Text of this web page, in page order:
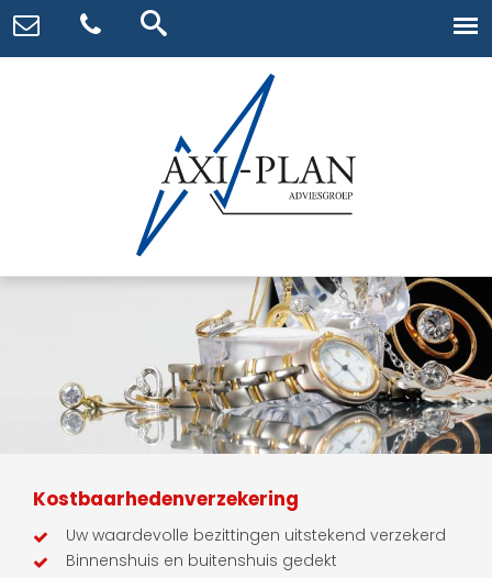
Kostbaarhedenverzekering
Uw waardevolle bezittingen uitstekend verzekerd
Binnenshuis en buitenshuis gedekt